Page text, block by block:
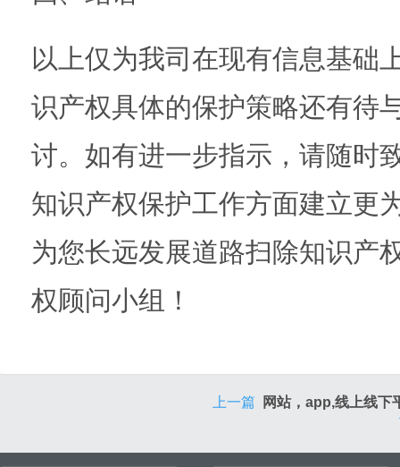
以上仅为我司在现有信息基础
识产权具体的保护策略还有待
讨。如有进一步指示，请随时
知识产权保护工作方面建立更
为您长远发展道路扫除知识产
权顾问小组！
上一篇
网站，app,线上线下